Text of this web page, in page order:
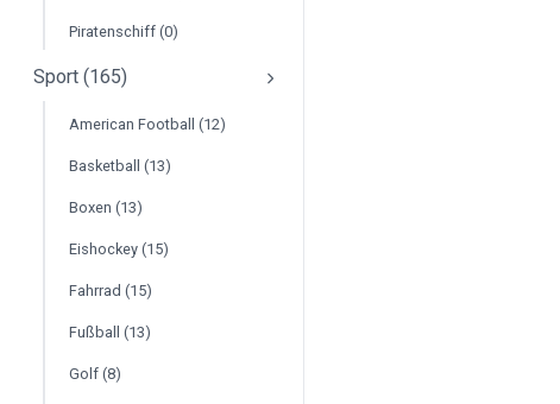
Piratenschiff (0)
Sport (165)
American Football (12)
Basketball (13)
Boxen (13)
Eishockey (15)
Fahrrad (15)
Fußball (13)
Golf (8)